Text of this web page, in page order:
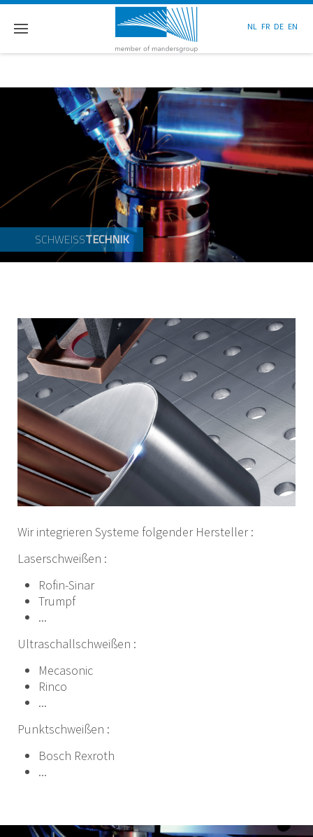
NL FR DE EN
SCHWEISS TECHNIK
Wir integrieren Systeme folgender Hersteller :
Laserschweißen :
Rofin-Sinar
Trumpf
...
Ultraschallschweißen :
Mecasonic
Rinco
...
Punktschweißen :
Bosch Rexroth
...